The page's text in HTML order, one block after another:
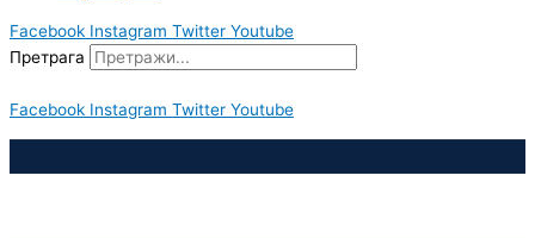
Facebook Instagram Twitter Youtube
Претрага
Facebook Instagram Twitter Youtube